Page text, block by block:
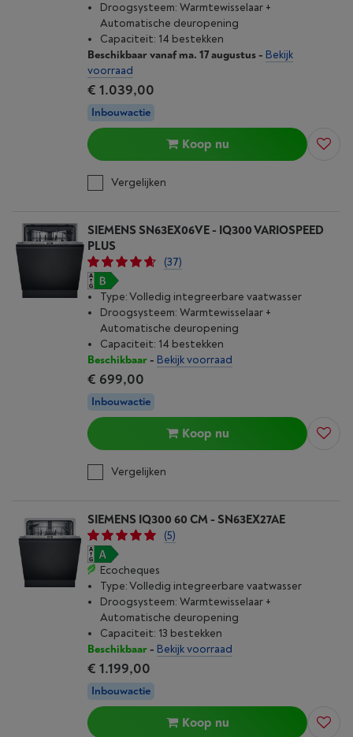
Droogsysteem: Warmtewisselaar +
Automatische deuropening
Capaciteit: 14 bestekken
Beschikbaar vanaf ma. 17 augustus- Bekijk
voorraad
€ 1.039,00
Inbouwactie
Koop nu
Vergelijken
SIEMENS SN63EX06VE - IQ300 VARIOSPEED
PLUS
(37)
Type: Volledig integreerbare vaatwasser
Droogsysteem: Warmtewisselaar +
Automatische deuropening
Capaciteit: 14 bestekken
Beschikbaar- Bekijk voorraad
€ 699,00
Inbouwactie
Koop nu
Vergelijken
SIEMENS IQ300 60 CM - SN63EX27AE
(5)
Ecocheques
Type: Volledig integreerbare vaatwasser
Droogsysteem: Warmtewisselaar +
Automatische deuropening
Capaciteit: 13 bestekken
Beschikbaar- Bekijk voorraad
€ 1.199,00
Inbouwactie
Koop nu